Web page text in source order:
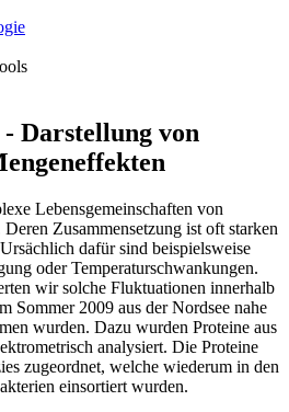
Darstellung von
Lebensgemeinschaften von
Zusammensetzung ist oft starken
dafür sind beispielsweise
oder Temperaturschwankungen.
wir solche Fluktuationen innerhalb
Sommer 2009 aus der Nordsee nahe
wurden. Dazu wurden Proteine aus
analysiert. Die Proteine
zugeordnet, welche wiederum in den
einsortiert wurden.